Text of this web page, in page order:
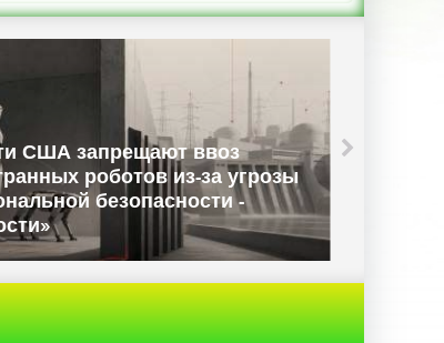
потеряла почти $400 млрд
из-за
прогноза -
сети»